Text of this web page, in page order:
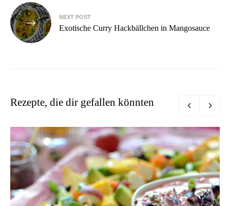
NEXT POST
Exotische Curry Hackbällchen in Mangosauce
Rezepte, die dir gefallen könnten